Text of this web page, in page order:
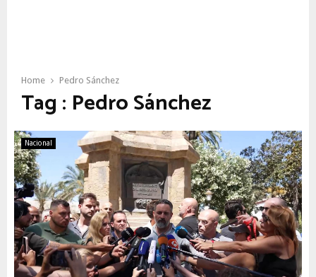
Home Pedro Sánchez
Tag : Pedro Sánchez
Nacional